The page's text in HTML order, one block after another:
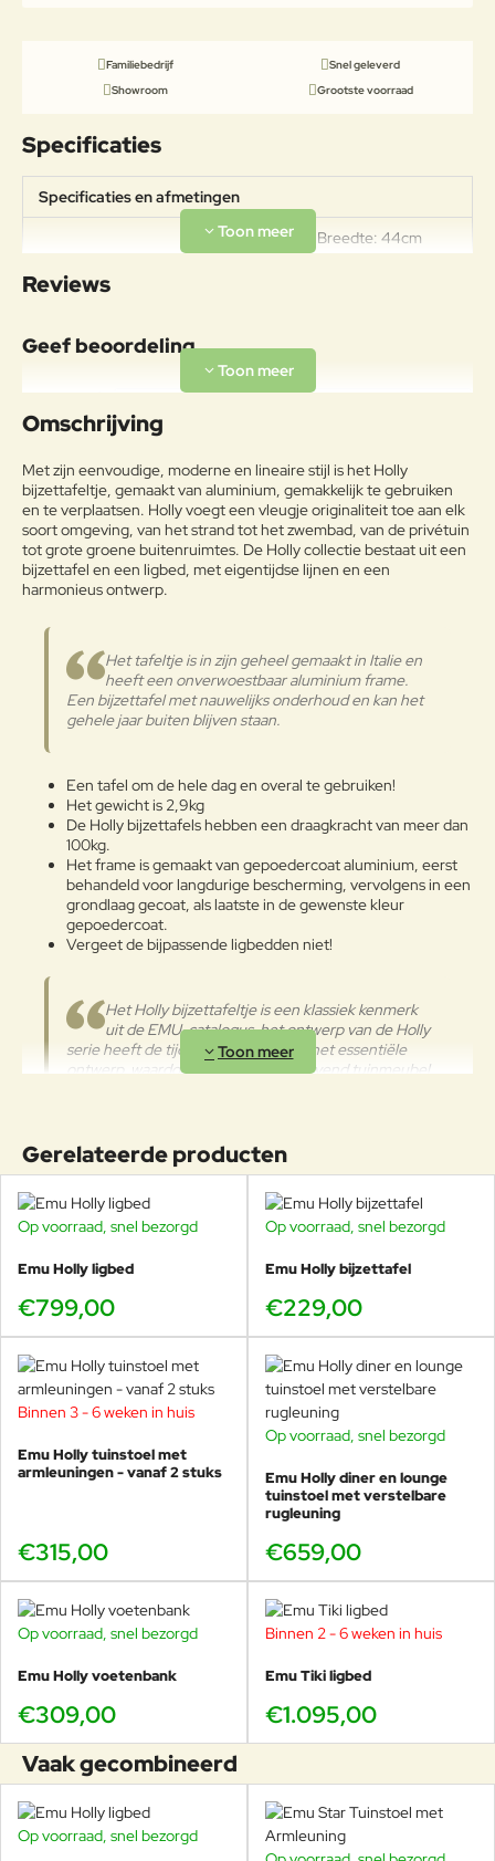
Familiebedrijf
Snel geleverd
Showroom
Grootste voorraad
Specificaties
Specificaties en afmetingen
Specificaties
Lengte: 45cm Breedte: 44cm
Hoogte: 43cm Gewicht: 2,9kg
Aluminiumlegeringen, bijzonder
geschikt voor koudbewerking en
Onderhoudsadvies
Aluminium
Indien de producten dicht bij de
zee worden opgeslagen, is het
raadzaam voor het winterseizoen
detergentia en bescherm ze met
vaseline-olie of autowas. Mocht u
de tuinmeubelen buiten laten
of autowas, ook is het belangrijk
regelmatig het fijnstof af te nemen
met een vochtige doek. Zo heeft u
Reviews
Geef beoordeling
Uw naam:
g:
Note:HTML-code wordt niet vertaald!
Waardering:
Verder
Omschrijving
Met zijn eenvoudige, moderne en lineaire stijl is het Holly
bijzettafeltje, gemaakt van aluminium, gemakkelijk te gebruiken
en te verplaatsen. Holly voegt een vleugje originaliteit toe aan elk
soort omgeving, van het strand tot het zwembad, van de privétuin
tot grote groene buitenruimtes. De Holly collectie bestaat uit een
bijzettafel en een ligbed, met eigentijdse lijnen en een
harmonieus ontwerp.
Het tafeltje is in zijn geheel gemaakt in Italie en
heeft een onverwoestbaar aluminium frame.
Een bijzettafel met nauwelijks onderhoud en kan het
gehele jaar buiten blijven staan.
Een tafel om de hele dag en overal te gebruiken!
Het gewicht is 2,9kg
De Holly bijzettafels hebben een draagkracht van meer dan
100kg.
Het frame is gemaakt van gepoedercoat aluminium, eerst
behandeld voor langdurige bescherming, vervolgens in een
grondlaag gecoat, als laatste in de gewenste kleur
gepoedercoat.
Vergeet de bijpassende ligbedden niet!
Het Holly bijzettafeltje is een klassiek kenmerk
uit de EMU-catalogus, het ontwerp van de Holly
serie heeft de tijd doorstaan dankzij het essentiële
ontwerp, waardoor het een groenblijvend tuinmeubel
Kom dit tafeltje uit de Emu Holly collectie bekijken in onze
showroom te Voorschoten.
EMU Holly bijzettafel: strak, licht
en altijd praktisch
direct netter en completer laat aanvoelen. Minimalistisch
Italiaans design in aluminium, licht van gewicht en makkelijk
te verplaatsen. Ideaal naast een loungestoel, bij een ligbed
of als stijlvolle plek voor een drankje, zonnebril of boek.
Een bijzettafel die overal bij past, juist
Perfect bij de Holly verstelbare
diner- en loungestoel
De mooiste match is met deEMU Holly diner- en lounge
tuinstoel met verstelbare rugleuning
De bijzettafel staat altijd precies op de juiste plek, zonder
het ontwerp te verstoren.
Gerelateerde producten
Op voorraad, snel bezorgd
Emu Holly ligbed
€799,00
Op voorraad, snel bezorgd
Emu Holly bijzettafel
€229,00
Binnen 3 - 6 weken in huis
Emu Holly tuinstoel met
armleuningen - vanaf 2 stuks
€315,00
Op voorraad, snel bezorgd
Emu Holly diner en lounge
tuinstoel met verstelbare
rugleuning
€659,00
Op voorraad, snel bezorgd
Emu Holly voetenbank
€309,00
Binnen 2 - 6 weken in huis
Emu Tiki ligbed
€1.095,00
Vaak gecombineerd
Op voorraad, snel bezorgd